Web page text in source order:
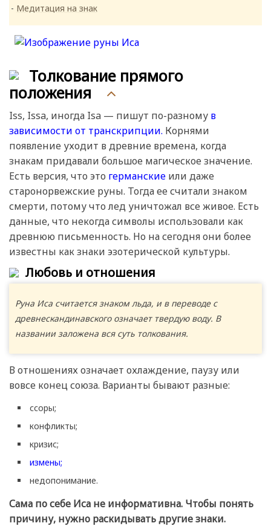
Медитация на знак
Толкование прямого
положения
Iss, Issa, иногда Isa — пишут по-разному в
зависимости от транскрипции. Корнями
появление уходит в древние времена, когда
знакам придавали большое магическое значение.
Есть версия, что это германские или даже
старонорвежские руны. Тогда ее считали знаком
смерти, потому что лед уничтожал все живое. Есть
данные, что некогда символы использовали как
древнюю письменность. Но на сегодня они более
известны как знаки эзотерической культуры.
Любовь и отношения
Руна Иса считается знаком льда, и в переводе с
древнескандинавского означает твердую воду. В
названии заложена вся суть толкования.
В отношениях означает охлаждение, паузу или
вовсе конец союза. Варианты бывают разные:
ссоры;
конфликты;
кризис;
измены;
недопонимание.
Сама по себе Иса не информативна. Чтобы понять
причину, нужно раскидывать другие знаки.